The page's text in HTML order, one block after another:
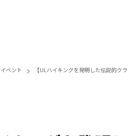
イベント 【ULハイキングを発明した伝説的ク